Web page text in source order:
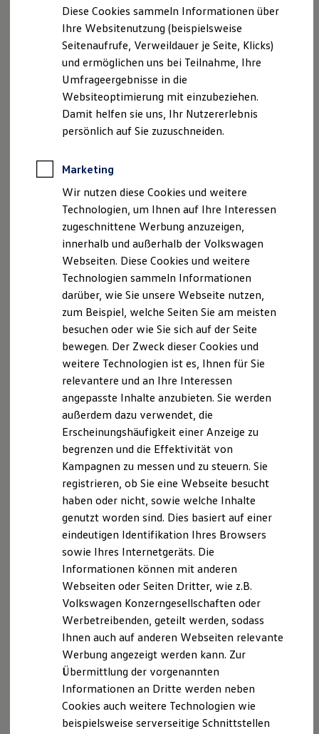
Behörden
Direktkunden
Sonderfahrzeuge
Anpfiff zum Gewinn
Elektromobilität
Elektroautos
ID. Tutorials
Elektrofahrzeugkonzepte
ID. EVERY1
Reichweite
Rekuperation
Laden unterwegs
Laden Zuhause
Ladestationen finden
Ladezeitensimulator
Batterie
Sicherheit
Nachhaltigkeit
Technologie
Kosten und Kauf
Verbrauchskosten
Kaufoptionen
E-Auto-Förderung
Software und Konnektivität
Die ID. Software 6
ID. Software Versionen und Updates
Digitale Extras
Schnittstellen zu Ihrem ID.
Marke und Erlebnis
Volkswagen R und R Experience
R-Modelle
R Experience
Driving Experience
Volkswagen entdecken
Werkbesichtigung
Lifestyle Shop
T-Roc Kollektion
Golf Kollektion
Volkswagen Kollektion
R-Kollektion
GTI Kollektion
Fußball Drop
we drive football
#wedriveproud
Besitzer und Service
myVolkswagen
Software Updates
Service und Ersatzteile
Inspektion und HU/AU
Die optionalenaktiven Stabilisatoren
Hinterachse reduzieren die Seitenneigung des Fahrzeugs bei
Kurvenfahrten und sorgen für ein präzises Fahrgefühl.
Das elektromechanische System reagiert feinfühlig auf
Lenkbewegungen, selbst bei geringem Tempo, und
Komfort und die Kontrolle Ihrer Fahrt.In
dynamischeren Kurvenfahrten kann es dasUntersteuern
verhindern– die Vorderräder schieben das Fahrzeug
weniger stark zum äußeren Kurvenrand. Zudem erlaubt es
im Gelände eine höhere Verschränkung und verbessert die
Nutzungsbedingungen
Datenschutzerklärungen
Cookie-Richtlinie
Lizenzhinweise Dritter
Angaben zum Digital Services Act (DSA)
EU Data Act
Produktsicherheitsinformationen
Disclaimer von Volkswagen AG
Diese Cookies sammeln Informationen über
Ihre Websitenutzung (beispielsweise
Seitenaufrufe, Verweildauer je Seite, Klicks)
und ermöglichen uns bei Teilnahme, Ihre
Umfrageergebnisse in die
Websiteoptimierung mit einzubeziehen.
Damit helfen sie uns, Ihr Nutzererlebnis
persönlich auf Sie zuzuschneiden.
Marketing
Wir nutzen diese Cookies und weitere
Technologien, um Ihnen auf Ihre Interessen
zugeschnittene Werbung anzuzeigen,
innerhalb und außerhalb der Volkswagen
Webseiten. Diese Cookies und weitere
Technologien sammeln Informationen
darüber, wie Sie unsere Webseite nutzen,
zum Beispiel, welche Seiten Sie am meisten
besuchen oder wie Sie sich auf der Seite
bewegen. Der Zweck dieser Cookies und
weitere Technologien ist es, Ihnen für Sie
relevantere und an Ihre Interessen
angepasste Inhalte anzubieten. Sie werden
außerdem dazu verwendet, die
Erscheinungshäufigkeit einer Anzeige zu
begrenzen und die Effektivität von
Kampagnen zu messen und zu steuern. Sie
registrieren, ob Sie eine Webseite besucht
haben oder nicht, sowie welche Inhalte
genutzt worden sind. Dies basiert auf einer
eindeutigen Identifikation Ihres Browsers
sowie Ihres Internetgeräts. Die
Informationen können mit anderen
Webseiten oder Seiten Dritter, wie z.B.
Volkswagen Konzerngesellschaften oder
Werbetreibenden, geteilt werden, sodass
Ihnen auch auf anderen Webseiten relevante
Werbung angezeigt werden kann. Zur
Übermittlung der vorgenannten
Informationen an Dritte werden neben
Cookies auch weitere Technologien wie
beispielsweise serverseitige Schnittstellen